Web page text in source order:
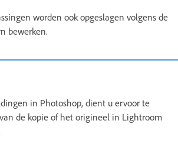
worden ook opgeslagen volgens de
bewerken.
in Photoshop, dient u ervoor te
de kopie of het origineel in Lightroom